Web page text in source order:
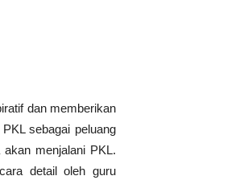
dan memberikan
sebagai peluang
menjalani PKL.
detail oleh guru